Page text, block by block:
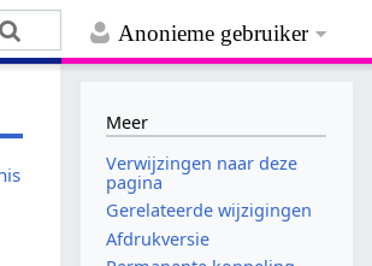
Anonieme gebruiker
Meer
Verwijzingen naar deze
pagina
Gerelateerde wijzigingen
Afdrukversie